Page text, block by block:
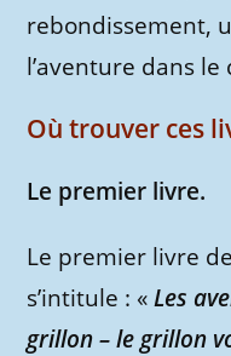
rebondissement,
l’aventure dans
Où trouver ces
Le premier livre.
Le premier livre
s’intitule : «Les
grillon – le grillon